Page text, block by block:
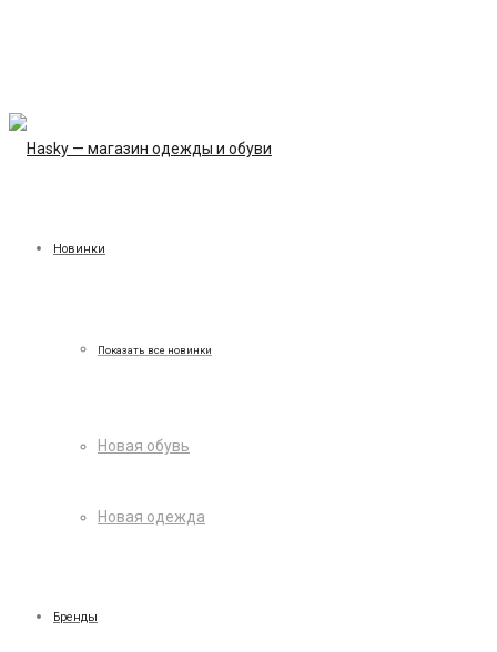
Новинки
Показать все новинки
Новая обувь
Новая одежда
Бренды